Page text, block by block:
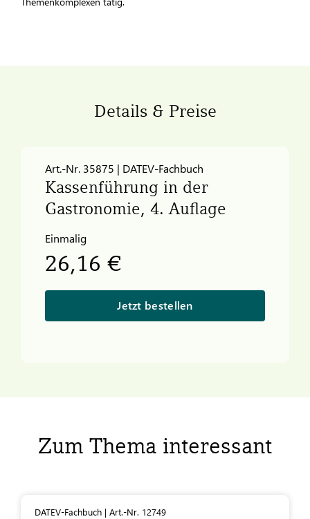
Details & Preise
Art.-Nr. 35875 | DATEV-Fachbuch
Kassenführung in der
Gastronomie, 4. Auflage
Einmalig
26,16 €
Jetzt bestellen
Zum Thema interessant
DATEV-Fachbuch | Art.-Nr. 12749